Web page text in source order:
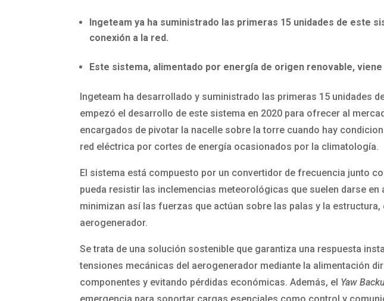
Ingeteam ya ha suministrado las primeras 15 unidades de este
conexión a la red.
Este sistema, alimentado por energía de origen renovable,
Ingeteam ha desarrollado y suministrado las primeras 15 unidades
empezó el desarrollo de este sistema en 2020 para ofrecer al
encargados de pivotar la nacelle sobre la torre cuando hay
red eléctrica por cortes de energía ocasionados por la climatología.
El sistema está compuesto por un convertidor de frecuencia junto
pueda resistir las inclemencias meteorológicas que suelen darse
minimizan así las fuerzas que actúan sobre las palas y la
aerogenerador.
Se trata de una solución sostenible que garantiza una respuesta
tensiones mecánicas del aerogenerador mediante la alimentación
componentes y evitando pérdidas económicas. Además, el Yaw
emergencia para soportar cargas esenciales como control y